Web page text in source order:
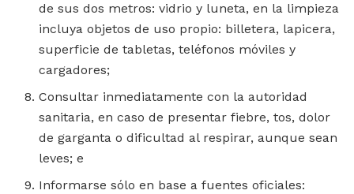
de sus dos metros: vidrio y luneta, en la limpieza
incluya objetos de uso propio: billetera, lapicera,
superficie de tabletas, teléfonos móviles y
cargadores;
Consultar inmediatamente con la autoridad
sanitaria, en caso de presentar fiebre, tos, dolor
de garganta o dificultad al respirar, aunque sean
leves; e
Informarse sólo en base a fuentes oficiales: